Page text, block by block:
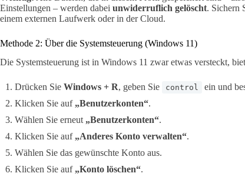
Einstellungen – werden dabei unwiderruflich gelöscht. Sichern
einem externen Laufwerk oder in der Cloud.
Methode 2: Über die Systemsteuerung (Windows 11)
Die Systemsteuerung ist in Windows 11 zwar etwas versteckt,
Drücken Sie Windows + R, geben Sie control ein und
Klicken Sie auf „Benutzerkonten“.
Wählen Sie erneut „Benutzerkonten“.
Klicken Sie auf „Anderes Konto verwalten“.
Wählen Sie das gewünschte Konto aus.
Klicken Sie auf „Konto löschen“.